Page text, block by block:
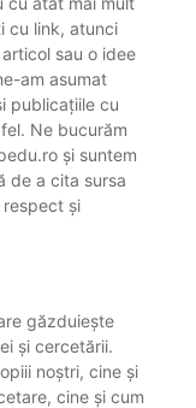
cu link, atunci
sau o idee
am asumat
publicațiile cu
Ne bucurăm
și suntem
de a cita sursa
și
găzduiește
și cercetării.
noștri, cine și
cine și cum